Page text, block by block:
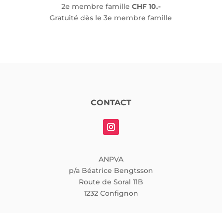
2e membre famille CHF 10.-
Gratuité dès le 3e membre famille
CONTACT
ANPVA
p/a Béatrice Bengtsson
Route de Soral 11B
1232 Confignon